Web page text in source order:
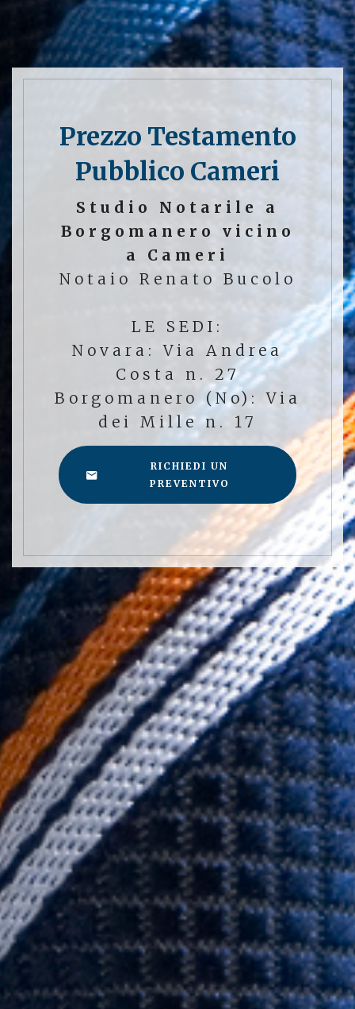
Prezzo Testamento
Pubblico Cameri
Studio Notarile a
Borgomanero vicino
a Cameri
Notaio Renato Bucolo
LE SEDI:
Novara: Via Andrea
Costa n. 27
Borgomanero (No): Via
dei Mille n. 17
RICHIEDI UN
PREVENTIVO